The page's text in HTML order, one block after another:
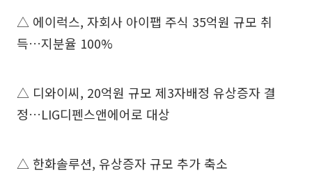
△ 에이럭스, 자회사 아이팹 주식 35억원 규모 취
득…지분율 100%
△ 디와이씨, 20억원 규모 제3자배정 유상증자 결
정…LIG디펜스앤에어로 대상
△ 한화솔루션, 유상증자 규모 추가 축소